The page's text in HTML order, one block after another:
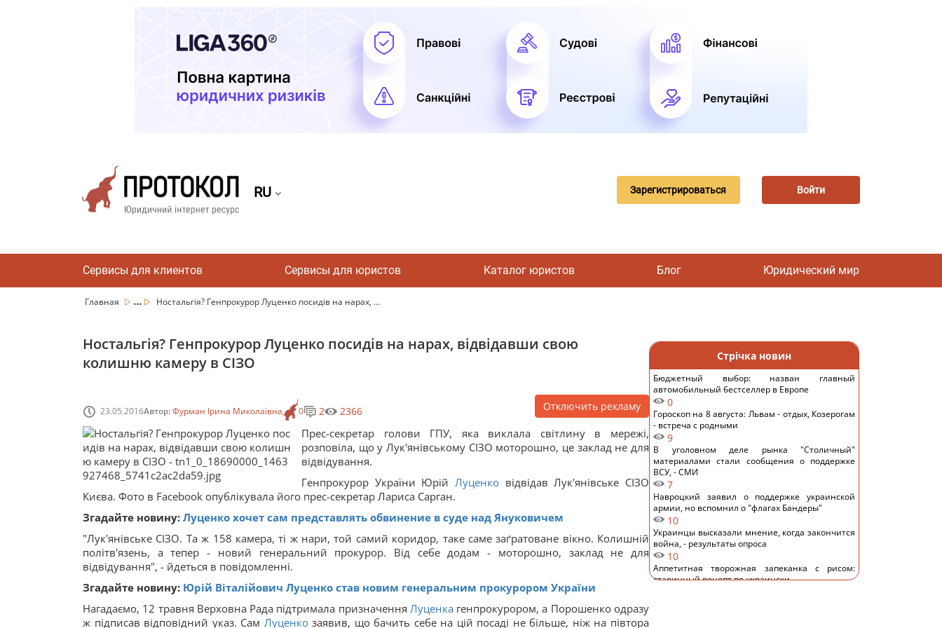
RU Зарегистрироваться Войти
Сервисы для клиентов Сервисы для юристов Каталог юристов Блог Юридический мир
Главная ... Ностальгія? Генпрокурор Луценко посидів на нарах, ...
Ностальгія? Генпрокурор Луценко посидів на нарах, відвідавши свою
колишню камеру в СІЗО
23.05.2016Автор:Фурман Ірина Миколаївна 0 2 2366 Отключить рекламу
Прес-секретар голови ГПУ, яка виклала світлину в мережі,
розповіла, що у Лук'янівському СІЗО моторошно, це заклад не для
відвідування.
Генпрокурор України Юрій Луценко відвідав Лук'янівське СІЗО
Києва. Фото в Facebook опублікувала його прес-секретар Лариса Сарган.
Згадайте новину: Луценко хочет сам представлять обвинение в суде над Януковичем
"Лук'янівське СІЗО. Та ж 158 камера, ті ж нари, той самий коридор, таке саме заґратоване вікно. Колишній
політв'язень, а тепер - новий генеральний прокурор. Від себе додам - моторошно, заклад не для
відвідування", - йдеться в повідомленні.
Згадайте новину: Юрій Віталійович Луценко став новим генеральним прокурором України
Нагадаємо, 12 травня Верховна Рада підтримала призначення Луценка генпрокурором, а Порошенко одразу
ж підписав відповідний указ. Сам Луценкозаявив, що бачить себе на цій посаді не більше, ніж на півтора
Стрічка новин
Бюджетный выбор: назван главный
автомобильный бестселлер в Европе
0
Гороскоп на 8 августа: Львам - отдых, Козерогам
- встреча с родными
9
В уголовном деле рынка "Столичный"
материалами стали сообщения о поддержке
ВСУ, - СМИ
7
Навроцкий заявил о поддержке украинской
армии, но вспомнил о "флагах Бандеры"
10
Украинцы высказали мнение, когда закончится
война, - результаты опроса
10
Аппетитная творожная запеканка с рисом:
старинный рецепт по-украински